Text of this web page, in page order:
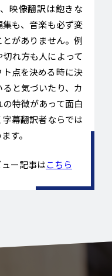
映像翻訳は飽きな
も、音楽も必ず変
がありません。例
れ方も人によって
点を決める時に決
と気づいたり、カ
特徴があって面白
幕翻訳者ならでは
す。
ー記事はこちら